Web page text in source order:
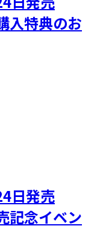
入特典のお
日発売
記念イベン